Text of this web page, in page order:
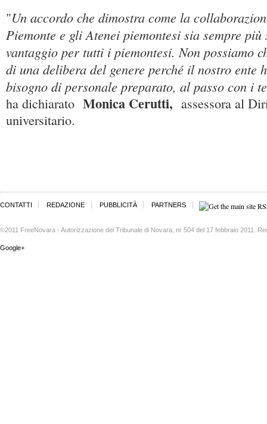
"Un accordo che dimostra come la
Piemonte e gli Atenei piemontesi sia sempre
vantaggio per tutti i piemontesi. Non possiamo
di una delibera del genere perché il nostro ente
bisogno di personale preparato, al passo con i
ha dichiarato Monica Cerutti, assessora al
universitario.
CONTATTI REDAZIONE PUBBLICITÀ PARTNERS
©2011 FreeNovara - Autorizzazione del Tribunale di Novara, nr 504 del 17 febbraio 2011.
Google+